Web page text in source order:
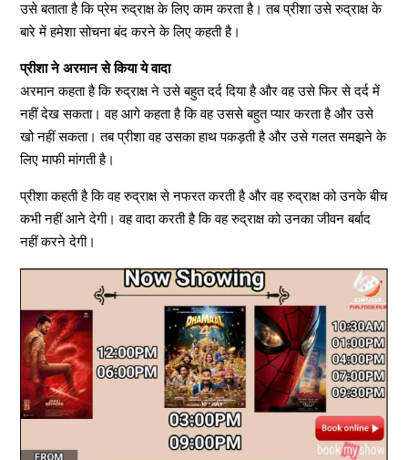
उसे बताता है कि प्रेम रुद्राक्ष के लिए काम करता है। तब प्रीशा उसे रुद्राक्ष के
बारे में हमेशा सोचना बंद करने के लिए कहती है।
प्रीशा ने अरमान से किया ये वादा
अरमान कहता है कि रुद्राक्ष ने उसे बहुत दर्द दिया है और वह उसे फिर से दर्द में
नहीं देख सकता। वह आगे कहता है कि वह उससे बहुत प्यार करता है और उसे
खो नहीं सकता। तब प्रीशा वह उसका हाथ पकड़ती है और उसे गलत समझने के
लिए माफी मांगती है।
प्रीशा कहती है कि वह रुद्राक्ष से नफरत करती है और वह रुद्राक्ष को उनके बीच
कभी नहीं आने देगी। वह वादा करती है कि वह रुद्राक्ष को उनका जीवन बर्बाद
नहीं करने देगी।